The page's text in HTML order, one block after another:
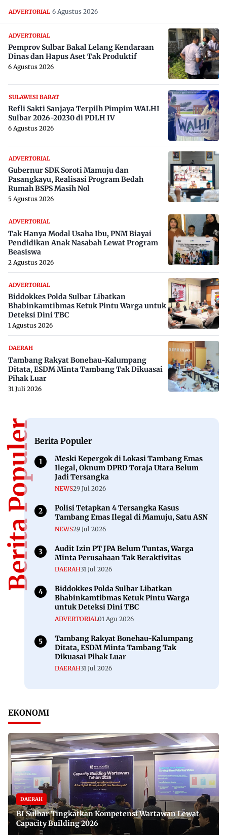
ADVERTORIAL 6 Agustus 2026
ADVERTORIAL
Pemprov Sulbar Bakal Lelang Kendaraan
Dinas dan Hapus Aset Tak Produktif
6 Agustus 2026
SULAWESI BARAT
Refli Sakti Sanjaya Terpilh Pimpim WALHI
Sulbar 2026-20230 di PDLH IV
6 Agustus 2026
ADVERTORIAL
Gubernur SDK Soroti Mamuju dan
Pasangkayu, Realisasi Program Bedah
Rumah BSPS Masih Nol
5 Agustus 2026
ADVERTORIAL
Tak Hanya Modal Usaha Ibu, PNM Biayai
Pendidikan Anak Nasabah Lewat Program
Beasiswa
2 Agustus 2026
ADVERTORIAL
Biddokkes Polda Sulbar Libatkan
Bhabinkamtibmas Ketuk Pintu Warga untuk
Deteksi Dini TBC
1 Agustus 2026
DAERAH
Tambang Rakyat Bonehau-Kalumpang
Ditata, ESDM Minta Tambang Tak Dikuasai
Pihak Luar
31 Juli 2026
Berita PopulerBerita Populer
Meski Kepergok di Lokasi Tambang Emas
Ilegal, Oknum DPRD Toraja Utara Belum
Jadi Tersangka
NEWS29 Jul 2026
Polisi Tetapkan 4 Tersangka Kasus
Tambang Emas Ilegal di Mamuju, Satu ASN
NEWS29 Jul 2026
Audit Izin PT JPA Belum Tuntas, Warga
Minta Perusahaan Tak Beraktivitas
DAERAH31 Jul 2026
Biddokkes Polda Sulbar Libatkan
Bhabinkamtibmas Ketuk Pintu Warga
untuk Deteksi Dini TBC
ADVERTORIAL01 Agu 2026
Tambang Rakyat Bonehau-Kalumpang
Ditata, ESDM Minta Tambang Tak
Dikuasai Pihak Luar
DAERAH31 Jul 2026
EKONOMI
DAERAH
BI Sulbar Tingkatkan Kompetensi Wartawan Lewat
Capacity Building 2026